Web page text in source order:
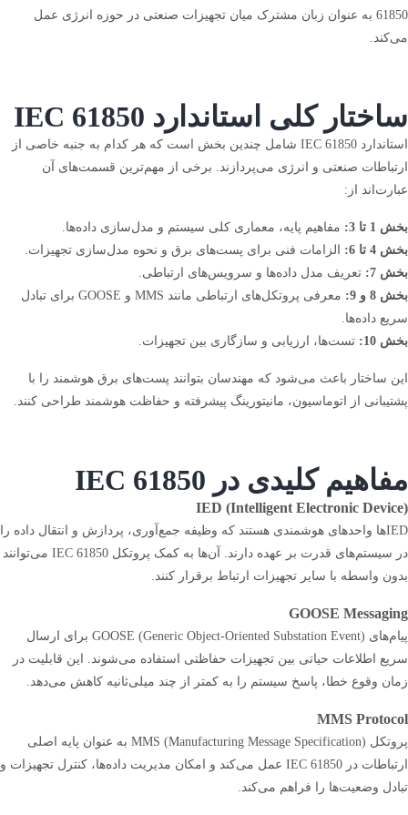
61850 به عنوان زبان مشترک میان تجهیزات صنعتی در حوزه انرژی عمل
می‌کند.
ساختار کلی استاندارد IEC 61850
استاندارد IEC 61850 شامل چندین بخش است که هر کدام به جنبه خاصی از
ارتباطات صنعتی و انرژی می‌پردازند. برخی از مهم‌ترین قسمت‌های آن
عبارت‌اند از:
بخش 1 تا 3:
مفاهیم پایه، معماری کلی سیستم و مدل‌سازی داده‌ها.
بخش 4 تا 6:
الزامات فنی برای پست‌های برق و نحوه مدل‌سازی تجهیزات.
بخش 7:
تعریف مدل داده‌ها و سرویس‌های ارتباطی.
بخش 8 و 9:
معرفی پروتکل‌های ارتباطی مانند MMS و GOOSE برای تبادل
سریع داده‌ها.
بخش 10:
تست‌ها، ارزیابی و سازگاری بین تجهیزات.
این ساختار باعث می‌شود که مهندسان بتوانند پست‌های برق هوشمند را با
پشتیبانی از اتوماسیون، مانیتورینگ پیشرفته و حفاظت هوشمند طراحی کنند.
مفاهیم کلیدی در IEC 61850
IED (Intelligent Electronic Device)
IEDها واحدهای هوشمندی هستند که وظیفه جمع‌آوری، پردازش و انتقال داده را
در سیستم‌های قدرت بر عهده دارند. آن‌ها به کمک پروتکل IEC 61850 می‌توانند
بدون واسطه با سایر تجهیزات ارتباط برقرار کنند.
GOOSE Messaging
پیام‌های GOOSE (Generic Object-Oriented Substation Event) برای ارسال
سریع اطلاعات حیاتی بین تجهیزات حفاظتی استفاده می‌شوند. این قابلیت در
زمان وقوع خطا، پاسخ سیستم را به کمتر از چند میلی‌ثانیه کاهش می‌دهد.
MMS Protocol
پروتکل MMS (Manufacturing Message Specification) به عنوان پایه اصلی
ارتباطات در IEC 61850 عمل می‌کند و امکان مدیریت داده‌ها، کنترل تجهیزات و
تبادل وضعیت‌ها را فراهم می‌کند.